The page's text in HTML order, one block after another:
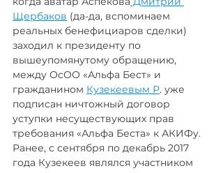
Щербаков (да-да, вспоминаем
реальных бенефициаров сделки)
заходил к президенту по
вышеупомянутому обращению,
между ОсОО «Альфа Бест» и
гражданином Кузекеевым Р. уже
подписан ничтожный договор
уступки несуществующих прав
требования «Альфа Беста» к АКИФу.
Ранее, с сентября по декабрь 2017
года Кузекеев являлся участником